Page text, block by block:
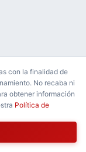
con la finalidad de
No recaba ni
obtener información
Política de